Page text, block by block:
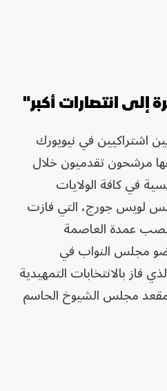
إلى انتصارات أكبر"
اشتراكيين في نيويورك
مرشحون تقدميون خلال
في كافة الولايات
لويس جورج، التي فازت
عمدة العاصمة
مجلس النواب في
فاز بالانتخابات التمهيدية
مجلس الشيوخ الحاسم